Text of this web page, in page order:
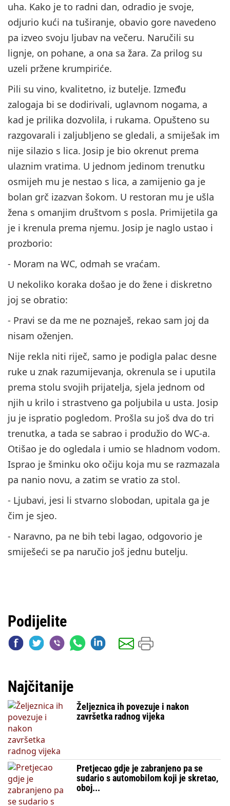
uha. Kako je to radni dan, odradio je svoje,
odjurio kući na tuširanje, obavio gore navedeno
pa izveo svoju ljubav na večeru. Naručili su
lignje, on pohane, a ona sa žara. Za prilog su
uzeli pržene krumpiriće.
Pili su vino, kvalitetno, iz butelje. Između
zalogaja bi se dodirivali, uglavnom nogama, a
kad je prilika dozvolila, i rukama. Opušteno su
razgovarali i zaljubljeno se gledali, a smiješak im
nije silazio s lica. Josip je bio okrenut prema
ulaznim vratima. U jednom jedinom trenutku
osmijeh mu je nestao s lica, a zamijenio ga je
bolan grč izazvan šokom. U restoran mu je ušla
žena s omanjim društvom s posla. Primijetila ga
je i krenula prema njemu. Josip je naglo ustao i
prozborio:
- Moram na WC, odmah se vraćam.
U nekoliko koraka došao je do žene i diskretno
joj se obratio:
- Pravi se da me ne poznaješ, rekao sam joj da
nisam oženjen.
Nije rekla niti riječ, samo je podigla palac desne
ruke u znak razumijevanja, okrenula se i uputila
prema stolu svojih prijatelja, sjela jednom od
njih u krilo i strastveno ga poljubila u usta. Josip
ju je ispratio pogledom. Prošla su još dva do tri
trenutka, a tada se sabrao i produžio do WC-a.
Otišao je do ogledala i umio se hladnom vodom.
Isprao je šminku oko očiju koja mu se razmazala
pa nanio novu, a zatim se vratio za stol.
- Ljubavi, jesi li stvarno slobodan, upitala ga je
čim je sjeo.
- Naravno, pa ne bih tebi lagao, odgovorio je
smiješeći se pa naručio još jednu butelju.
Podijelite
Najčitanije
Željeznica ih povezuje i nakon
završetka radnog vijeka
Pretjecao gdje je zabranjeno pa se
sudario s automobilom koji je skretao,
oboj...